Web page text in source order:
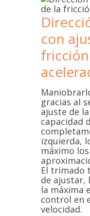
con
gracias al
ajuste de
capacidad
izquierda,
máximo
El trimado
de ajustar,
la máxima
control en
velocidad.